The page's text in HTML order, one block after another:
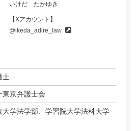
いけだ たかゆき
【Xアカウント】
@ikeda_adire_law
士
東京弁護士会
大学法学部、学習院大学法科大学